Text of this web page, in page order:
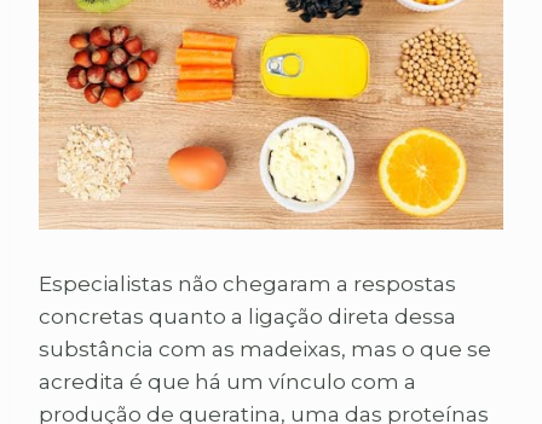
Especialistas não chegaram a respostas
concretas quanto a ligação direta dessa
substância com as madeixas, mas o que se
acredita é que há um vínculo com a
produção de queratina, uma das proteínas